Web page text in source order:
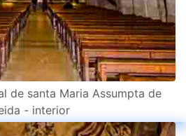
de santa Maria Assumpta de
- interior